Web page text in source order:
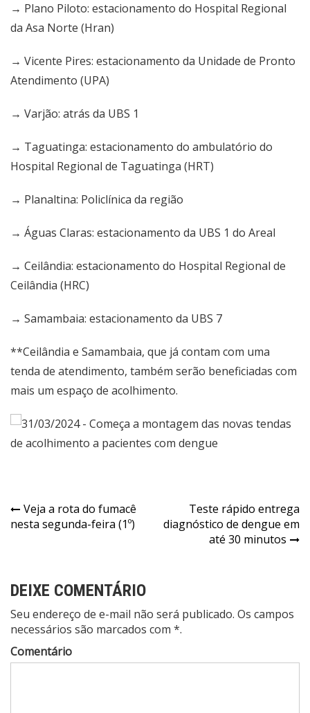
→ Plano Piloto: estacionamento do Hospital Regional
da Asa Norte (Hran)
→ Vicente Pires: estacionamento da Unidade de Pronto
Atendimento (UPA)
→ Varjão: atrás da UBS 1
→ Taguatinga: estacionamento do ambulatório do
Hospital Regional de Taguatinga (HRT)
→ Planaltina: Policlínica da região
→ Águas Claras: estacionamento da UBS 1 do Areal
→ Ceilândia: estacionamento do Hospital Regional de
Ceilândia (HRC)
→ Samambaia: estacionamento da UBS 7
**Ceilândia e Samambaia, que já contam com uma
tenda de atendimento, também serão beneficiadas com
mais um espaço de acolhimento.
Navegação
de
Veja a rota do fumacê
nesta segunda-feira (1º)
Teste rápido entrega
diagnóstico de dengue em
até 30 minutos
DEIXE COMENTÁRIO
Seu endereço de e-mail não será publicado. Os campos
necessários são marcados com *.
Comentário